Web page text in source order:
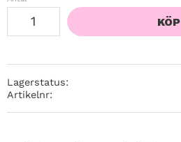
KÖP
Lagerstatus
Artikelnr